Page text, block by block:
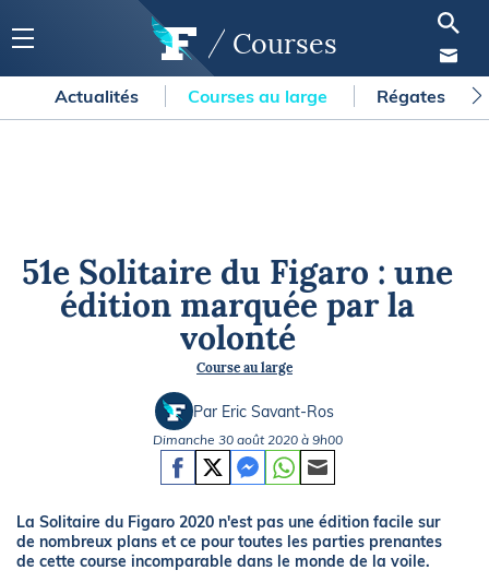
Courses
Actualités Courses au large Régates
51e Solitaire du Figaro : une
édition marquée par la
volonté
Course au large
Par Eric Savant-Ros
Dimanche 30 août 2020 à 9h00
La Solitaire du Figaro 2020 n'est pas une édition facile sur
de nombreux plans et ce pour toutes les parties prenantes
de cette course incomparable dans le monde de la voile.